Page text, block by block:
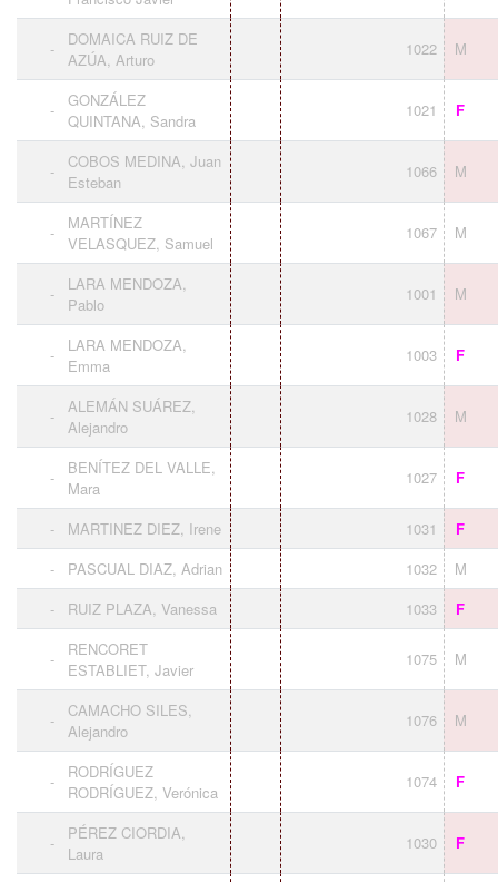
-
DOMAICA RUIZ DE
AZÚA, Arturo
1022 M
-
GONZÁLEZ
QUINTANA, Sandra
1021 F
-
COBOS MEDINA, Juan
Esteban
1066 M
-
MARTÍNEZ
VELASQUEZ, Samuel
1067 M
-
LARA MENDOZA,
Pablo
1001 M
-
LARA MENDOZA,
Emma
1003 F
-
ALEMÁN SUÁREZ,
Alejandro
1028 M
-
BENÍTEZ DEL VALLE,
Mara
1027 F
- MARTINEZ DIEZ, Irene 1031
F
-
PASCUAL DIAZ, Adrian 1032
M
-
RUIZ PLAZA, Vanessa 1033 F
-
RENCORET
ESTABLIET, Javier
1075 M
-
CAMACHO SILES,
Alejandro
1076 M
-
RODRÍGUEZ
RODRÍGUEZ, Verónica
1074 F
-
PÉREZ CIORDIA,
Laura
1030 F